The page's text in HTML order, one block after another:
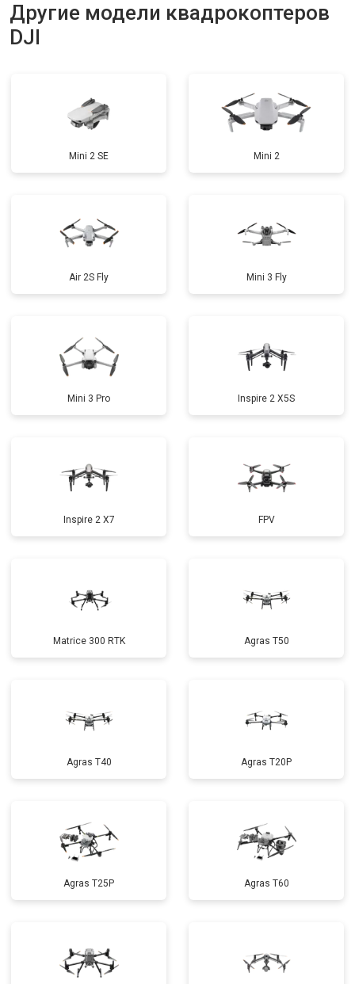
Другие модели квадрокоптеров
DJI
Mini 2 SE Mini 2
Air 2S Fly Mini 3 Fly
Mini 3 Pro Inspire 2 X5S
Inspire 2 X7 FPV
Matrice 300 RTK Agras T50
Agras T40 Agras T20P
Agras T25P Agras T60